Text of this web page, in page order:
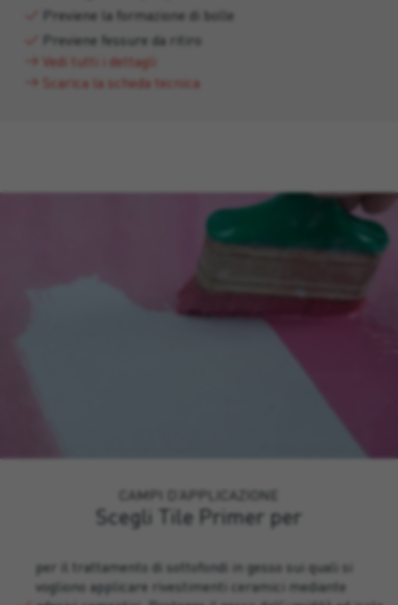
Previene la formazione di bolle
Previene fessure da ritiro
Vedi tutti i dettagli
Scarica la scheda tecnica
CAMPI D’APPLICAZIONE
Scegli Tile Primer per
per il trattamento di sottofondi in gesso sui quali si
vogliono applicare rivestimenti ceramici mediante